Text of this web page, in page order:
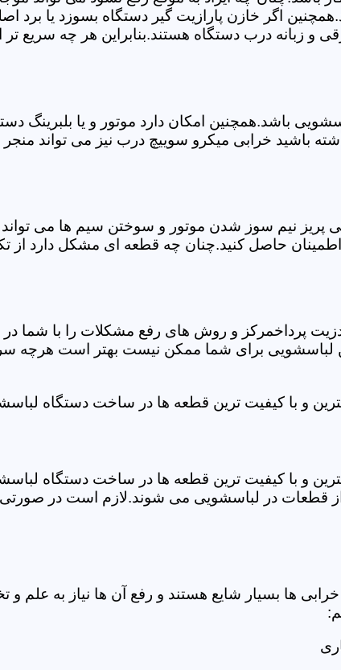
اگر خازن پارازیت گیر دستگاه بسوزد یا
درب دستگاه هستند.بنابراین هر چه سریع تر
امکان دارد موتور و یا بلبرینگ
باشید خرابی میکرو سوییچ درب نیز می تواند
نیم سوز شدن موتور و سوختن سیم ها می تواند
حاصل کنید.چنان چه قطعه ای مشکل دارد از
پرداخمرکز و روش های رفع مشکلات را با شما در
برای شما ممکن نیست بهتر است هرچه
و با کیفیت ترین قطعه ها در ساخت دستگاه
و با کیفیت ترین قطعه ها در ساخت دستگاه
قطعات در لباسشویی می شوند.لازم است در صورتی
بسیار شایع هستند و رفع آن ها نیاز به علم و